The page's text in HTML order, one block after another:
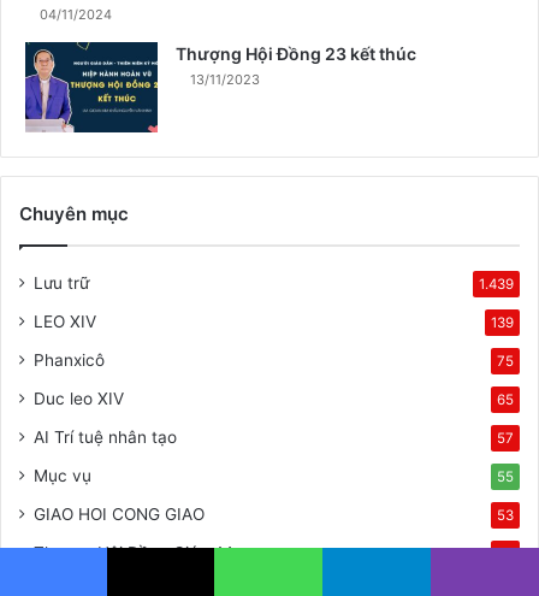
04/11/2024
Thượng Hội Đồng 23 kết thúc
13/11/2023
Chuyên mục
Lưu trữ 1.439
LEO XIV 139
Phanxicô 75
Duc leo XIV 65
AI Trí tuệ nhân tạo 57
Mục vụ 55
GIAO HOI CONG GIAO 53
Thượng Hội Đồng Giám Mục 35